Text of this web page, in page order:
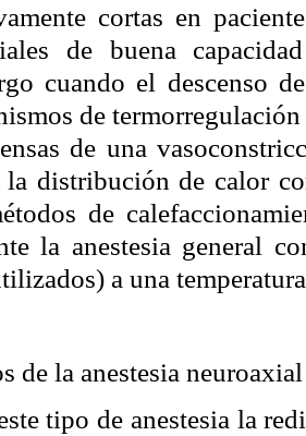
cortas en
de buena
cuando el descenso
de
de una
la distribución de calor
de
la anestesia general
a una
de la anestesia neuroaxial
tipo de anestesia la